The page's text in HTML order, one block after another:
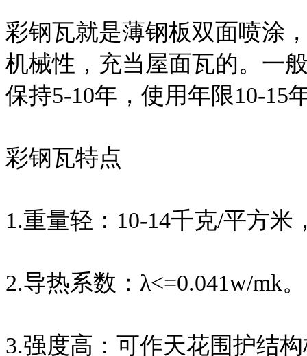
彩钢瓦就是薄钢板双面喷涂
机械性，充当屋面瓦的。一
保持5-10年，使用年限10-15
彩钢瓦特点
1.重量轻：10-14千克/平方米
2.导热系数：λ<=0.041w/mk。
3.强度高：可作天花围护结